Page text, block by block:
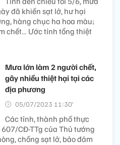
đã khiến sạt lở, hư hại
hàng chục ha hoa màu;
chết… Ước tính tổng thiệt
Mưa lớn làm 2 người chết,
gây nhiều thiệt hại tại các
địa phương
05/07/2023 11:30’
Các tỉnh, thành phố thực
CĐ-TTg của Thủ tướng
chống sạt lở, bảo đảm